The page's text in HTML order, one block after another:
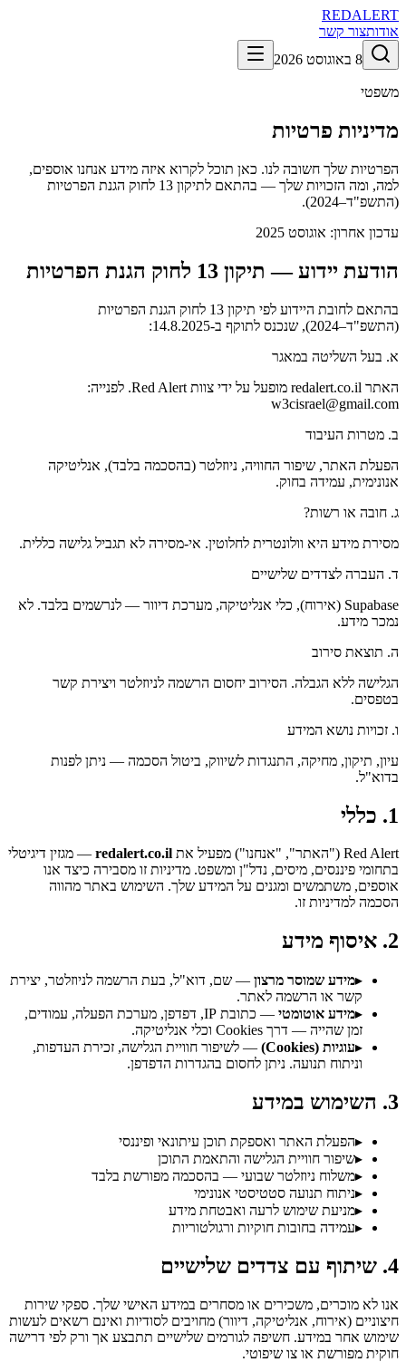
REDALERT
אודותצור קשר
8 באוגוסט 2026
משפטי
מדיניות פרטיות
הפרטיות שלך חשובה לנו. כאן תוכל לקרוא איזה מידע אנחנו אוספים,
למה, ומה הזכויות שלך — בהתאם לתיקון 13 לחוק הגנת הפרטיות
(התשפ"ד–2024).
עדכון אחרון: אוגוסט 2025
הודעת יידוע — תיקון 13 לחוק הגנת הפרטיות
בהתאם לחובת היידוע לפי תיקון 13 לחוק הגנת הפרטיות
(התשפ"ד–2024), שנכנס לתוקף ב-14.8.2025:
א. בעל השליטה במאגר
האתר redalert.co.il מופעל על ידי צוות Red Alert. לפנייה:
w3cisrael@gmail.com
ב. מטרות העיבוד
הפעלת האתר, שיפור החוויה, ניוזלטר (בהסכמה בלבד), אנליטיקה
אנונימית, עמידה בחוק.
ג. חובה או רשות?
מסירת מידע היא וולונטרית לחלוטין. אי-מסירה לא תגביל גלישה כללית.
ד. העברה לצדדים שלישיים
Supabase (אירוח), כלי אנליטיקה, מערכת דיוור — לנרשמים בלבד. לא
נמכר מידע.
ה. תוצאת סירוב
הגלישה ללא הגבלה. הסירוב יחסום הרשמה לניוזלטר ויצירת קשר
בטפסים.
ו. זכויות נושא המידע
עיון, תיקון, מחיקה, התנגדות לשיווק, ביטול הסכמה — ניתן לפנות
בדוא"ל.
1. כללי
Red Alert ("האתר", "אנחנו") מפעיל את redalert.co.il — מגזין דיגיטלי
בתחומי פיננסים, מיסים, נדל"ן ומשפט. מדיניות זו מסבירה כיצד אנו
אוספים, משתמשים ומגנים על המידע שלך. השימוש באתר מהווה
הסכמה למדיניות זו.
2. איסוף מידע
▸מידע שמוסר מרצון — שם, דוא"ל, בעת הרשמה לניוזלטר, יצירת
קשר או הרשמה לאתר.
▸מידע אוטומטי
— כתובת IP, דפדפן, מערכת הפעלה, עמודים,
זמן שהייה — דרך Cookies וכלי אנליטיקה.
▸עוגיות (Cookies)
— לשיפור חוויית הגלישה, זכירת העדפות,
וניתוח תנועה. ניתן לחסום בהגדרות הדפדפן.
3. השימוש במידע
▸הפעלת האתר ואספקת תוכן עיתונאי ופיננסי
▸שיפור חוויית הגלישה והתאמת התוכן
▸משלוח ניוזלטר שבועי — בהסכמה מפורשת בלבד
▸ניתוח תנועה סטטיסטי אנונימי
▸מניעת שימוש לרעה ואבטחת מידע
▸עמידה בחובות חוקיות ורגולטוריות
4. שיתוף עם צדדים שלישיים
אנו לא מוכרים, משכירים או מסחרים במידע האישי שלך. ספקי שירות
חיצוניים (אירוח, אנליטיקה, דיוור) מחויבים לסודיות ואינם רשאים לעשות
שימוש אחר במידע. חשיפה לגורמים שלישיים תתבצע אך ורק לפי דרישה
חוקית מפורשת או צו שיפוטי.